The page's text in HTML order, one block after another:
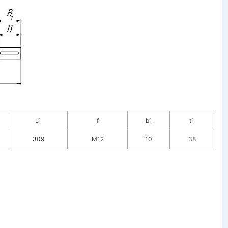
L1 f b1 t1
309 M12 10 38